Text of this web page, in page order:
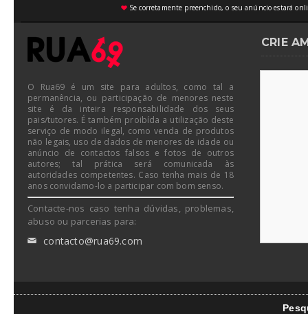
♥Se corretamente preenchido, o seu anúncio estará
O Rua69 é um site para adultos, como tal a
permanência, ou participação de menores neste
site é da inteira responsabilidade dos seus
pais/tutores. É também proibída a utilização deste
serviço de modo ilegal, como venda de produtos
não legais, uso de dados de menores de idade ou
anúncio de contactos falsos e fotos de outros
autores; tal prática será comunicada às
autoridades competentes. Caso tenha mais de 18
anos convidamo-lo a participar com bom senso.
Contacte-nos caso tenha dúvidas, problemas,
abuso ou parcerias para:
✉ contacto@rua69.com
CRIE